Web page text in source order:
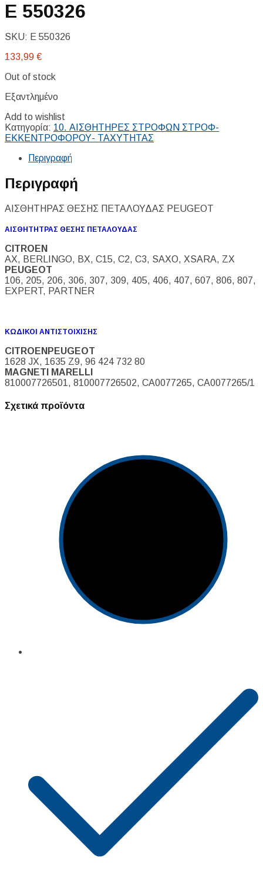
E 550326
SKU: E 550326
133,99 €
Out of stock
Εξαντλημένο
Add to wishlist
Κατηγορία: 10. ΑΙΣΘΗΤΗΡΕΣ ΣΤΡΟΦΩΝ ΣΤΡΟΦ-
ΕΚΚΕΝΤΡΟΦΟΡΟΥ- ΤΑΧΥΤΗΤΑΣ
Περιγραφή
Περιγραφή
ΑΙΣΘΗΤΗΡΑΣ ΘΕΣΗΣ ΠΕΤΑΛΟΥΔΑΣ PEUGEOT
ΑΙΣΘΗΤΗΤΡΑΣ ΘΕΣΗΣ ΠΕΤΑΛΟΥΔΑΣ
CITROEN
AX, BERLINGO, BX, C15, C2, C3, SAXO, XSARA, ZX
PEUGEOT
106, 205, 206, 306, 307, 309, 405, 406, 407, 607, 806, 807,
EXPERT, PARTNER
ΚΩΔΙΚΟΙ ΑΝΤΙΣΤΟΙΧΙΣΗΣ
CITROENPEUGEOT
1628 JX, 1635 Z9, 96 424 732 80
MAGNETI MARELLI
810007726501, 810007726502, CA0077265, CA0077265/1
Σχετικά προϊόντα